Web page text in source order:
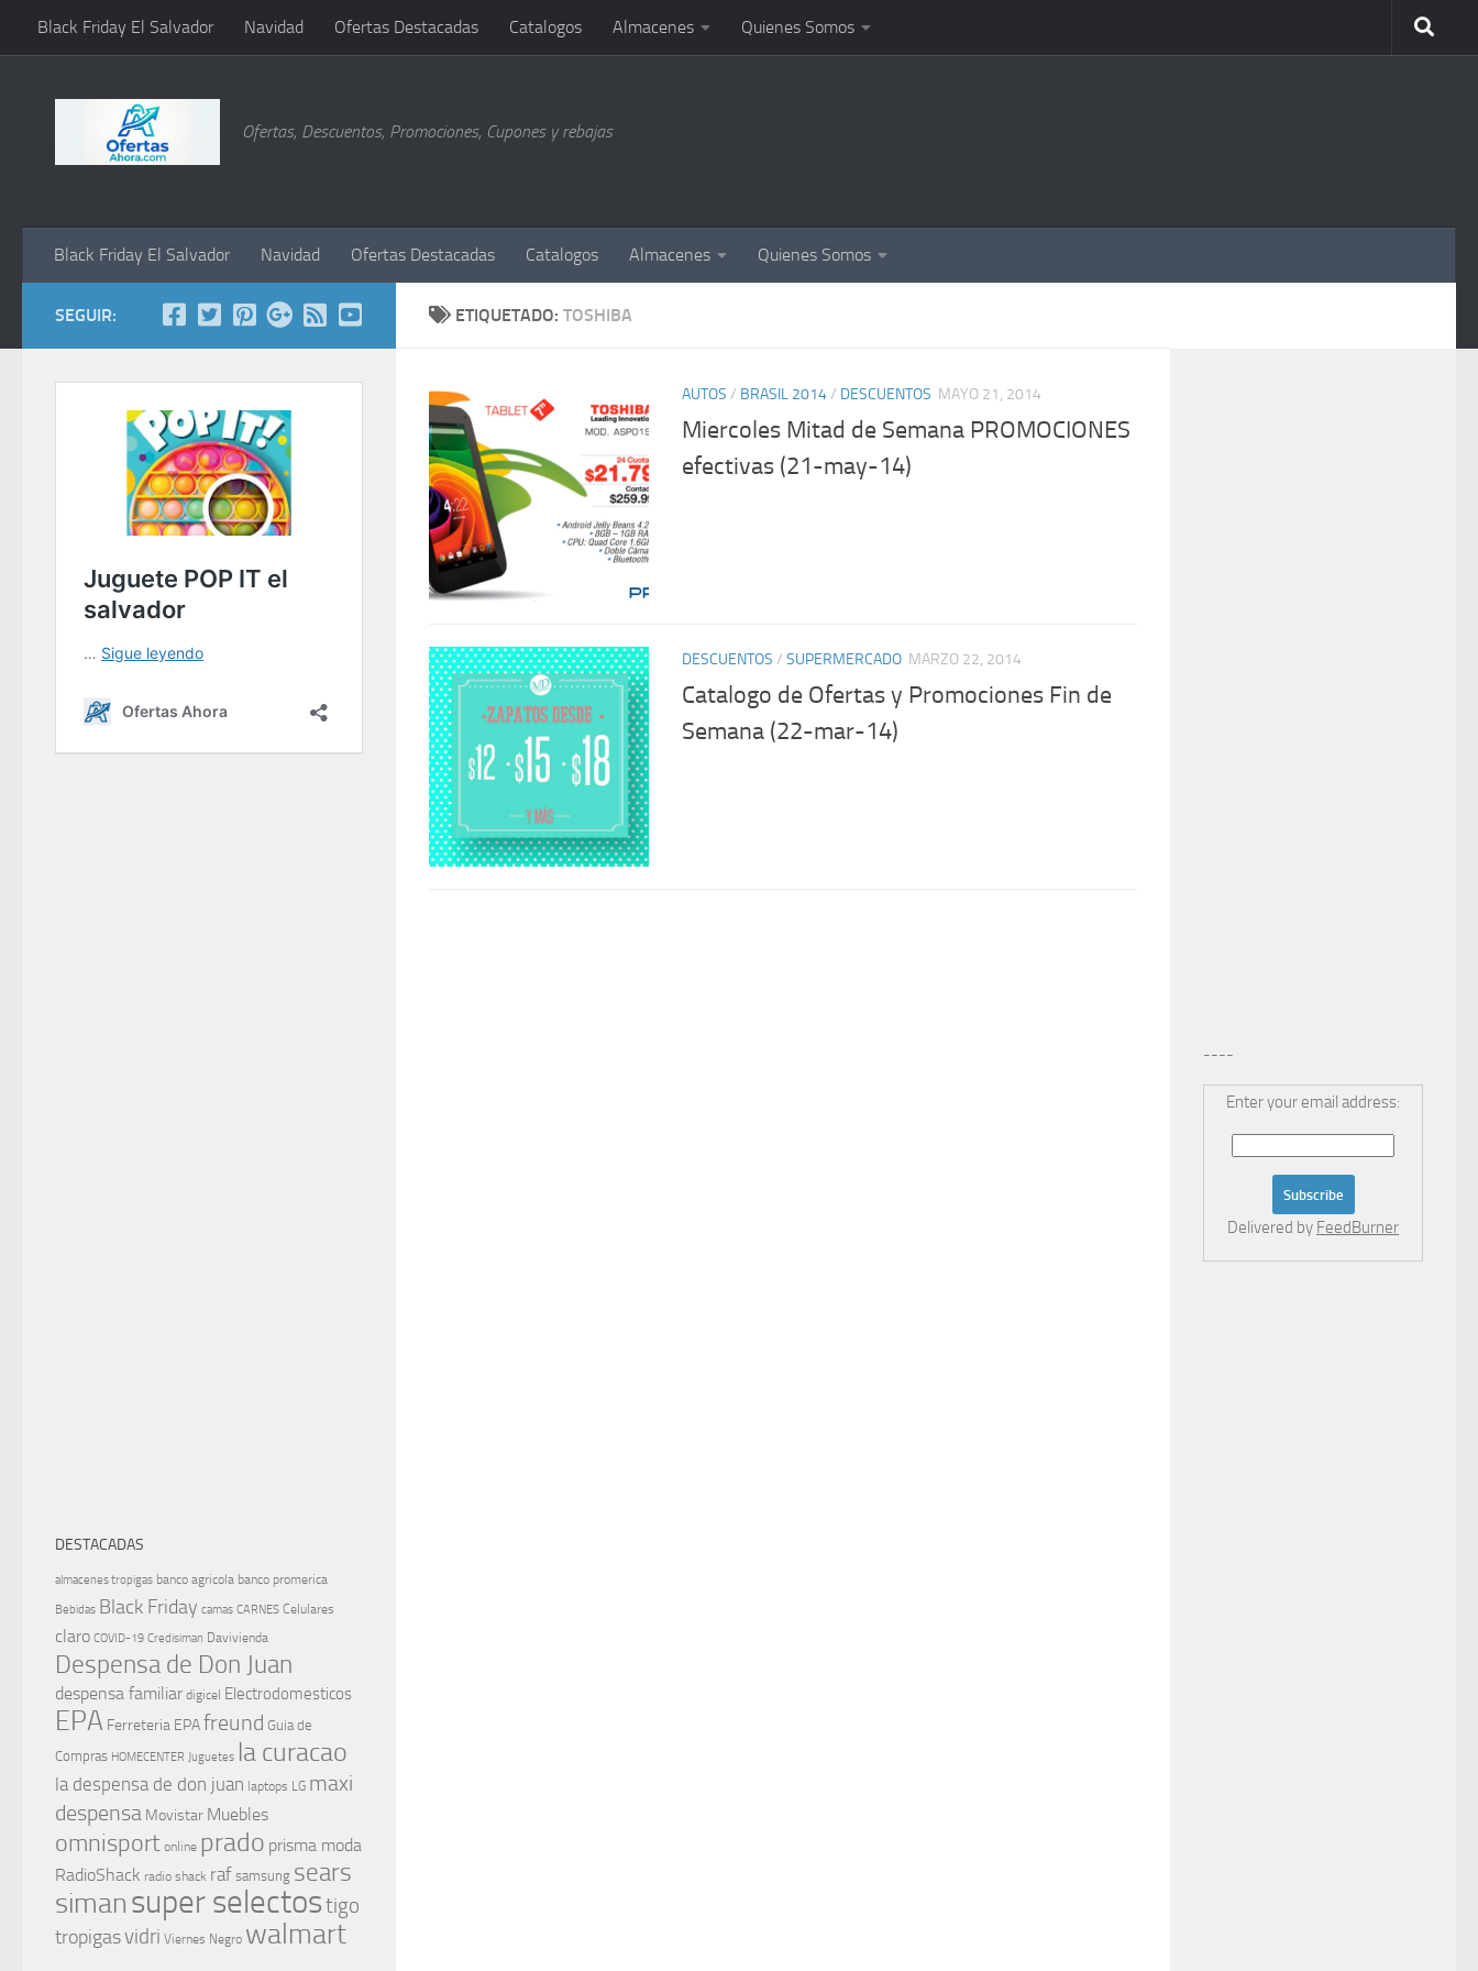
Saltar al contenido
Black Friday El Salvador Navidad Ofertas Destacadas Catalogos Almacenes Quienes Somos
Ofertas, Descuentos, Promociones, Cupones y rebajas
Black Friday El Salvador Navidad Ofertas Destacadas Catalogos Almacenes Quienes Somos
ETIQUETADO: TOSHIBA
AUTOS / BRASIL 2014/ DESCUENTOS MAYO 21, 2014
Miercoles Mitad de Semana PROMOCIONES
efectivas (21-may-14)
DESCUENTOS / SUPERMERCADO MARZO 22, 2014
Catalogo de Ofertas y Promociones Fin de
Semana (22-mar-14)
SEGUIR:
DESTACADAS
almacenes tropigas banco agricola banco promerica
Bebidas Black Friday camas CARNES Celulares
claro COVID-19 Credisiman Davivienda
Despensa de Don Juan
despensa familiar digicel Electrodomesticos
EPA Ferreteria EPAfreund Guia de
Compras HOMECENTER Juguetes la curacao
la despensa de don juan laptops LG maxi
despensa Movistar Muebles
omnisport online prado prisma moda
RadioShack radio shack raf samsung sears
simansuper selectostigo
tropigasvidri Viernes Negro walmart
----
Enter your email address:
Delivered by FeedBurner